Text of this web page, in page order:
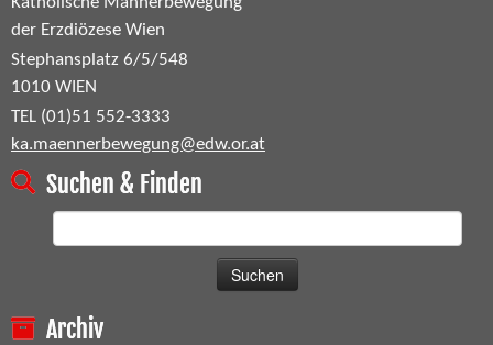
der Erzdiözese Wien
Stephansplatz 6/5/548
1010 WIEN
TEL (01)51 552-3333
ka.maennerbewegung@edw.or.at
Suchen & Finden
Archiv